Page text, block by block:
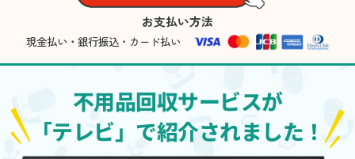
お支払い方法
現金払い・銀行振込・カード払い
不用品回収サービスが
「テレビ」で紹介されました！